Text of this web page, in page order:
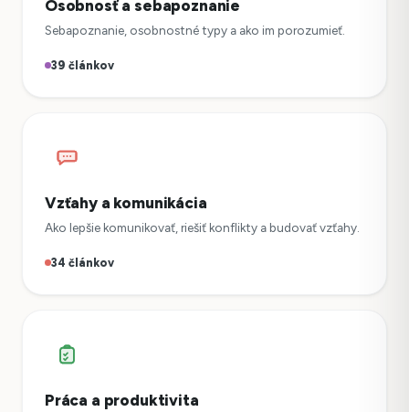
Osobnosť a sebapoznanie
Sebapoznanie, osobnostné typy a ako im porozumieť.
39 článkov
Vzťahy a komunikácia
Ako lepšie komunikovať, riešiť konflikty a budovať vzťahy.
34 článkov
Práca a produktivita